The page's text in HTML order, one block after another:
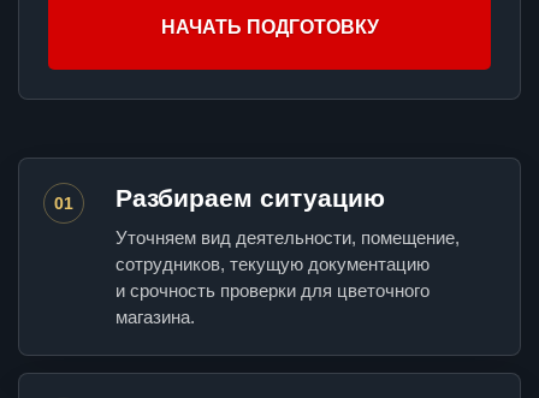
НАЧАТЬ ПОДГОТОВКУ
01 Разбираем ситуацию
Уточняем вид деятельности, помещение,
сотрудников, текущую документацию
и срочность проверки для цветочного
магазина.